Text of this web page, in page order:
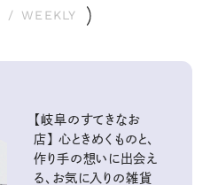
/ WEEKLY
【岐阜のすてきなお
店】 心ときめくものと、
作り手の想いに出会え
る、お気に入りの雑貨